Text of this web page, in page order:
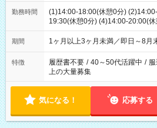
勤務時間
(1)14:00-18:00(休憩0分)
19:30(休憩0分) (4)14:00-20:00(
ます
期間 1ヶ月以上3ヶ月未満／即日～8月
特徴 履歴書不要 / 40～50代活躍中 /
上の大量募集
気になる！ 応募する